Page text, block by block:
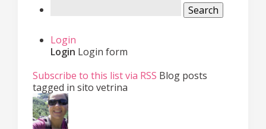
Search
Login
Login Login form
Subscribe to this list via RSS Blog posts
tagged in sito vetrina